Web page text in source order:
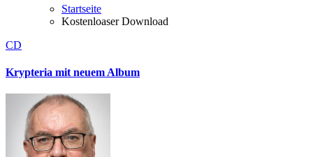
Startseite
Kostenloaser Download
CD
Krypteria mit neuem Album